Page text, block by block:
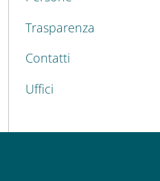
Trasparenza
Contatti
Uffici